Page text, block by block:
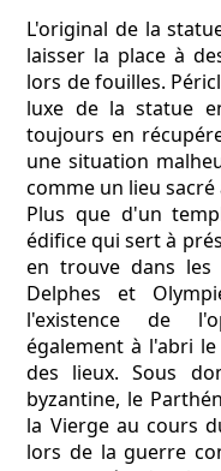
L'original de la
laisser la place à
lors de fouilles.
luxe de la statue
toujours en
une situation
comme un lieu
Plus que d'un
édifice qui sert à
en trouve dans les
Delphes et
l'existence de
également à l'abri
des lieux. Sous
byzantine, le
la Vierge au cours
lors de la guerre